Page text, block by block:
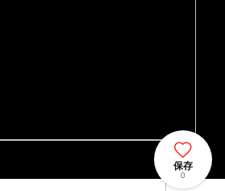
保存
0